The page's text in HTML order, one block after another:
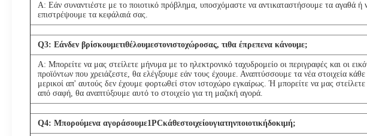
Α: Εάν συναντιέστε με το ποιοτικό πρόβλημα, υποσχόμαστε να αντικαταστήσουμε τα αγαθά ή
επιστρέψουμε τα κεφάλαιά σας.
Q3: Εάνδεν βρίσκουμετιθέλουμεστονιστοχώροσας, τιθα έπρεπενα κάνουμε;
Α: Μπορείτε να μας στείλετε μήνυμα με το ηλεκτρονικό ταχυδρομείο οι περιγραφές και οι
προϊόντων που χρειάζεστε, θα ελέγξουμε εάν τους έχουμε. Αναπτύσσουμε τα νέα στοιχεία
μερικοί απ' αυτούς δεν έχουμε φορτωθεί στον ιστοχώρο εγκαίρως. Ή μπορείτε να μας στείλετε
από σαφή, θα αναπτύξουμε αυτό το στοιχείο για τη μαζική αγορά.
Q4: Μπορούμενα αγοράσουμε1PCκάθεστοιχείουγιατηνποιοτικήδοκιμή;